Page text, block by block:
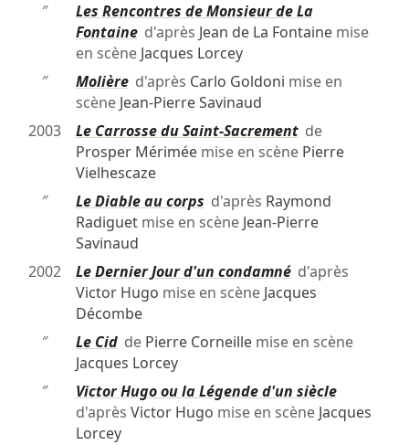
″
Les Rencontres de Monsieur de La
Fontained'après Jean de La Fontainemise
en scène Jacques Lorcey
″
Molièred'après Carlo Goldoni mise en
scène Jean-Pierre Savinaud
2003
Le Carrosse du Saint-Sacrementde
Prosper Mériméemise en scène Pierre
Vielhescaze
″
Le Diable au corps d'après Raymond
Radiguetmise en scène Jean-Pierre
Savinaud
2002
Le Dernier Jour d'un condamnéd'après
Victor Hugo mise en scène Jacques
Décombe
″
Le Cidde Pierre Corneillemise en scène
Jacques Lorcey
″
Victor Hugo ou la Légende d'un siècle
d'après Victor Hugo mise en scène Jacques
Lorcey